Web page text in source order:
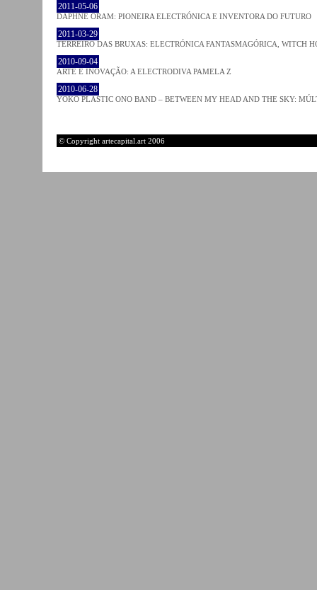
2011-05-06
DAPHNE ORAM: PIONEIRA ELECTRÓNICA E INVENTORA DO FUTURO
2011-03-29
TERREIRO DAS BRUXAS: ELECTRÓNICA FANTASMAGÓRICA, WITCH
2010-09-04
ARTE E INOVAÇÃO: A ELECTRODIVA PAMELA Z
2010-06-28
YOKO PLASTIC ONO BAND – BETWEEN MY HEAD AND THE SKY:
© Copyright artecapital.art 2006